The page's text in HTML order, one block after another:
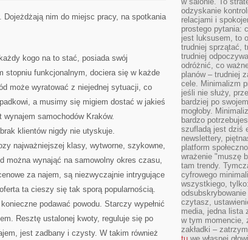
CZY
ZNALEŹĆ
Dojeżdżają nim do miejsc pracy, na spotkania
kogo na to stać, posiada swój
stopniu funkcjonalnym, dociera się w każde
może wyratować z niejednej sytuacji, co
a musimy się migiem dostać w jakieś
samochodów Kraków.
klientów nigdy nie utyskuje.
najważniejszej klasy, wytworne, szykowne,
można wynająć na samowolny okres czasu,
za najem, są niezwyczajnie intrygujące
ta cieszy się tak sporą popularnością.
podawać powodu. Starczy wypełnić
Resztę ustalonej kwoty, reguluje się po
jest zadbany i czysty. W takim również
odzyskanie
relacjami i
prostego pytania:
jest luksusem, to
trudniej sprzątać,
trudniej
odróżnić, co
planów – trudniej
cele. Minimalizm
jeśli nie służy,
bardziej po
mogłoby.
bardzo
szufladą jest dziś
newslettery,
platform
wrażenie "muszę
tam trendy.
cyfrowego
wszystkiego,
czytasz,
media, jedna lista
w tym momencie,
zakładki –